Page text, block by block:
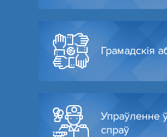
Грамадскія
Упраўленне
спраў